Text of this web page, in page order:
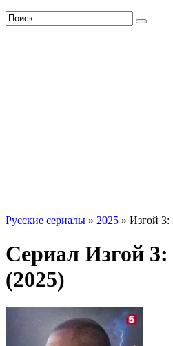
Русские сериалы » 2025 » Изгой 3:
Сериал Изгой 3:
(2025)